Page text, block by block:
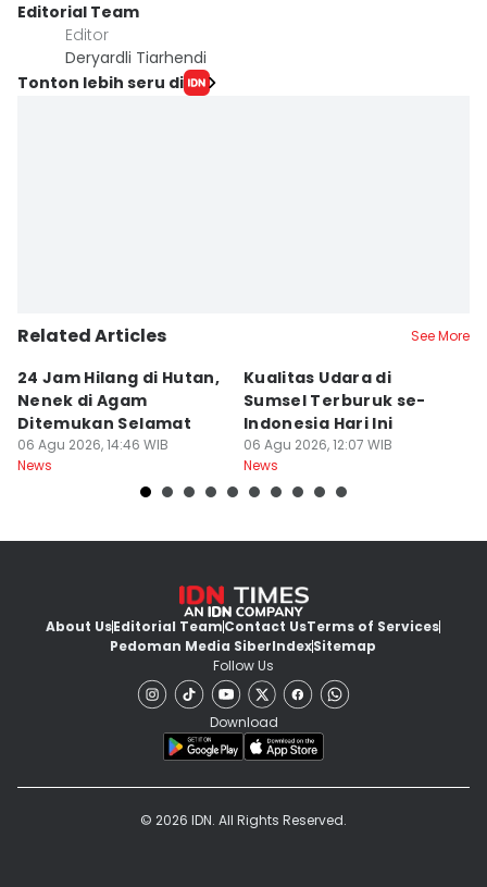
Editorial Team
Editor
Deryardli Tiarhendi
Tonton lebih seru di
Related Articles See More
24 Jam Hilang di Hutan,
Nenek di Agam
Ditemukan Selamat
06 Agu 2026, 14:46 WIB
News
Kualitas Udara di
Sumsel Terburuk se-
Indonesia Hari Ini
06 Agu 2026, 12:07 WIB
News
About UsEditorial TeamContact UsTerms of Services
Pedoman Media SiberIndexSitemap
Follow Us
Download
© 2026 IDN. All Rights Reserved.